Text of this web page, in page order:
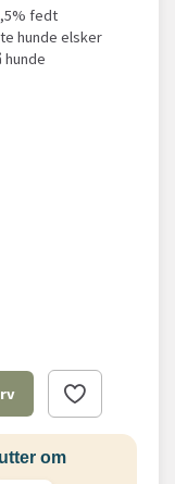
fedt
hunde elsker
hunde
om